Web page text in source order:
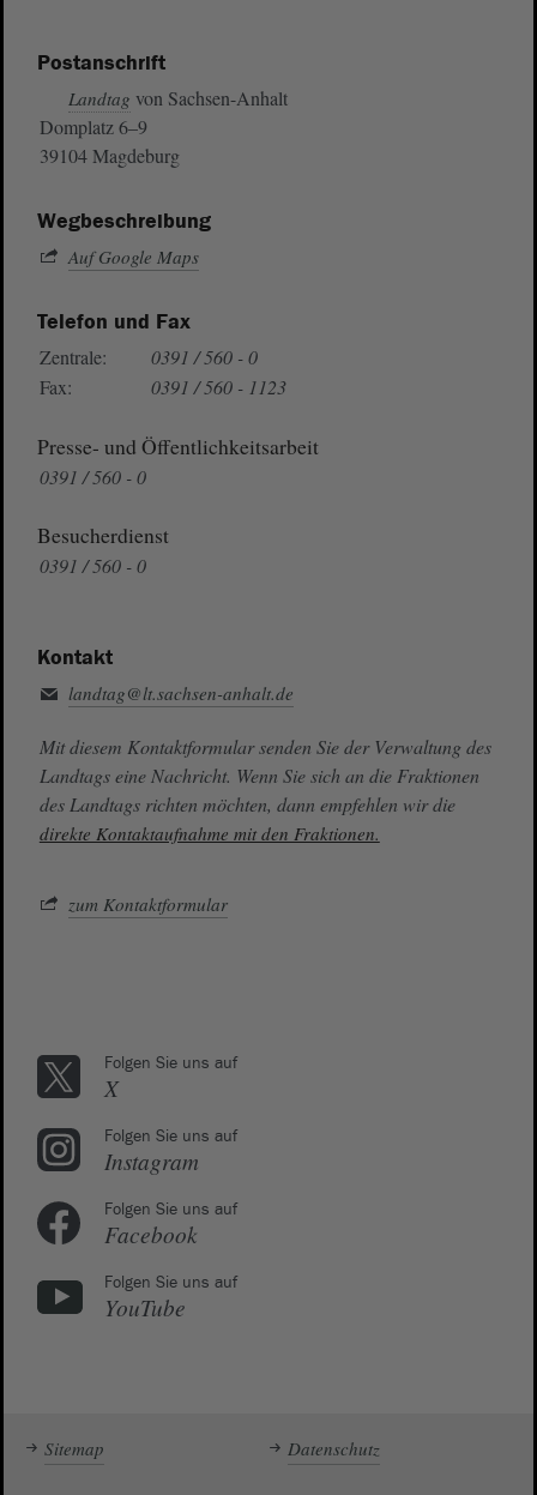
Postanschrift
Landtag von Sachsen-Anhalt
Domplatz 6–9
39104 Magdeburg
Wegbeschreibung
Auf Google Maps
Telefon und Fax
Zentrale:
0391 / 560 - 0
Fax:
0391 / 560 - 1123
Presse- und Öffentlichkeitsarbeit
0391 / 560 - 0
Besucherdienst
0391 / 560 - 0
Kontakt
landtag@lt.sachsen-anhalt.de
Mit diesem Kontaktformular senden Sie der Verwaltung des
Landtags eine Nachricht. Wenn Sie sich an die Fraktionen
des Landtags richten möchten, dann empfehlen wir die
direkte Kontaktaufnahme mit den Fraktionen.
zum Kontaktformular
Folgen Sie uns auf
X
Folgen Sie uns auf
Instagram
Folgen Sie uns auf
Facebook
Folgen Sie uns auf
YouTube
Sitemap Datenschutz